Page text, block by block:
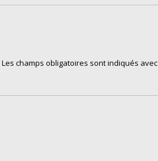
Les champs obligatoires sont indiqués avec